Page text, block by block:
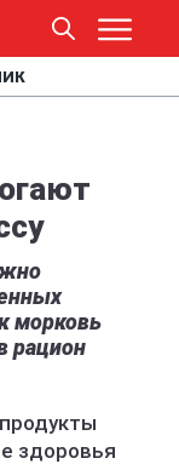
морковь
рацион
здоровья